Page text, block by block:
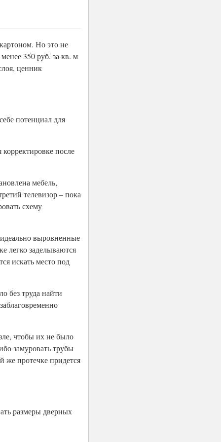
Но это не
350 руб. за кв. м
ценник
потенциал для
после
мебель,
телевизор – пока
схему
выровненные
легко заделываются
искать место под
без труда найти
чтобы их не было
замуровать трубы
же протечке придется
размеры дверных